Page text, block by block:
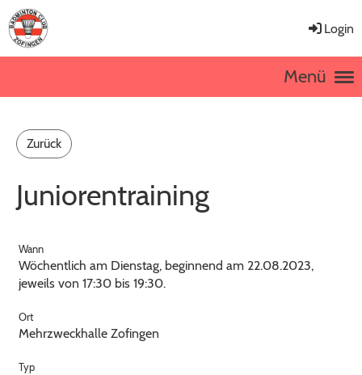
Login
Menü
Zurück
Juniorentraining
Wann
Wöchentlich am Dienstag, beginnend am 22.08.2023,
jeweils von 17:30 bis 19:30.
Ort
Mehrzweckhalle Zofingen
Typ